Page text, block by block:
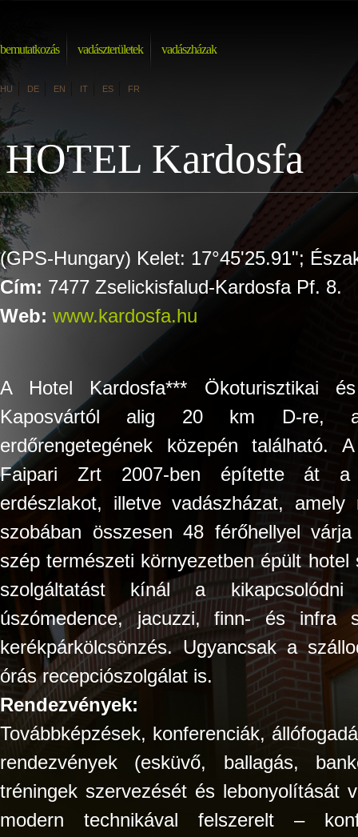
bemutatkozás vadászterületek vadászházak
HU DE EN IT ES FR
HOTEL Kardosfa
(GPS-Hungary) Kelet: 17°45'25.91";
Cím: 7477 Zselickisfalud-Kardosfa Pf. 8.
Web: www.kardosfa.hu
A Hotel Kardosfa*** Ökoturisztikai
Kaposvártól alig 20 km D-re, a
erdőrengetegének közepén található.
Faipari Zrt 2007-ben építette át a
erdészlakot, illetve vadászházat,
szobában összesen 48 férőhellyel
szép természeti környezetben épült hotel
szolgáltatást kínál a
úszómedence, jacuzzi, finn- és infra
kerékpárkölcsönzés. Ugyancsak a
órás recepciószolgálat is.
Rendezvények:
Továbbképzések, konferenciák,
rendezvények (esküvő, ballagás,
tréningek szervezését és lebonyolítását
modern technikával felszerelt –